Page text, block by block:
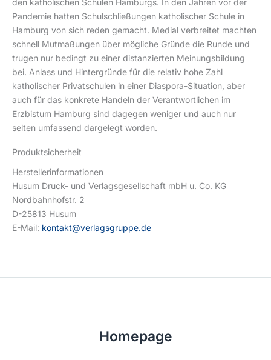
den katholischen Schulen Hamburgs. In den Jahren vor der
Pandemie hatten Schulschließungen katholischer Schule in
Hamburg von sich reden gemacht. Medial verbreitet machten
schnell Mutmaßungen über mögliche Gründe die Runde und
trugen nur bedingt zu einer distanzierten Meinungsbildung
bei. Anlass und Hintergründe für die relativ hohe Zahl
katholischer Privatschulen in einer Diaspora-Situation, aber
auch für das konkrete Handeln der Verantwortlichen im
Erzbistum Hamburg sind dagegen weniger und auch nur
selten umfassend dargelegt worden.
Produktsicherheit
Herstellerinformationen
Husum Druck- und Verlagsgesellschaft mbH u. Co. KG
Nordbahnhofstr. 2
D-25813 Husum
E-Mail: kontakt@verlagsgruppe.de
Homepage